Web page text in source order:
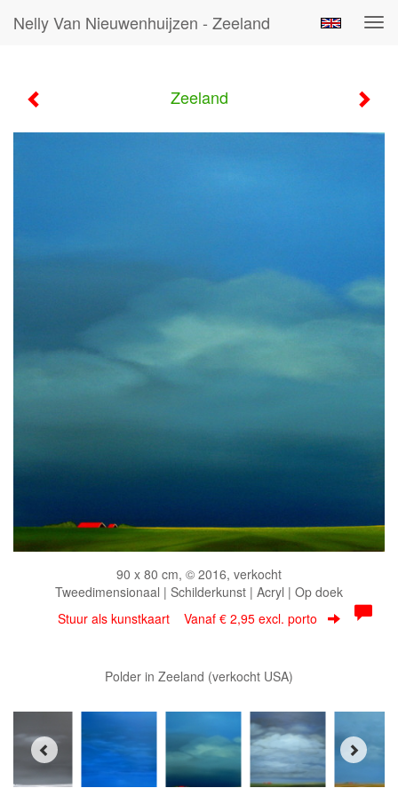
Nelly Van Nieuwenhuijzen - Zeeland
Zeeland
90 x 80 cm, © 2016, verkocht
Tweedimensionaal | Schilderkunst | Acryl | Op doek
Stuur als kunstkaart Vanaf € 2,95 excl. porto
Polder in Zeeland (verkocht USA)